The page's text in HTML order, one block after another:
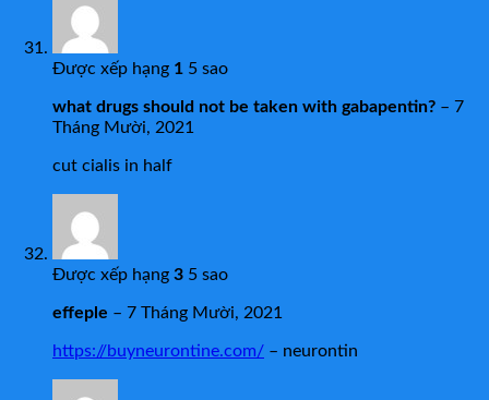
Được xếp hạng 1 5 sao
what drugs should not be taken with gabapentin? – 7
Tháng Mười, 2021
cut cialis in half
Được xếp hạng 3 5 sao
effeple – 7 Tháng Mười, 2021
https://buyneurontine.com/ – neurontin